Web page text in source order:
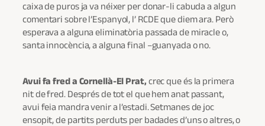
caixa de puros ja va néixer per donar-li cabuda a algun
comentari sobre l’Espanyol, l’ RCDE que diem ara. Però
esperava a alguna eliminatòria passada de miracle o,
santa innocència, a alguna final –guanyada o no.
Avui fa fred a Cornellà-El Prat, crec que és la primera
nit de fred. Després de tot el que hem anat passant,
avui feia mandra venir a l’estadi. Setmanes de joc
ensopit, de partits perduts per badades d’uns o altres, o